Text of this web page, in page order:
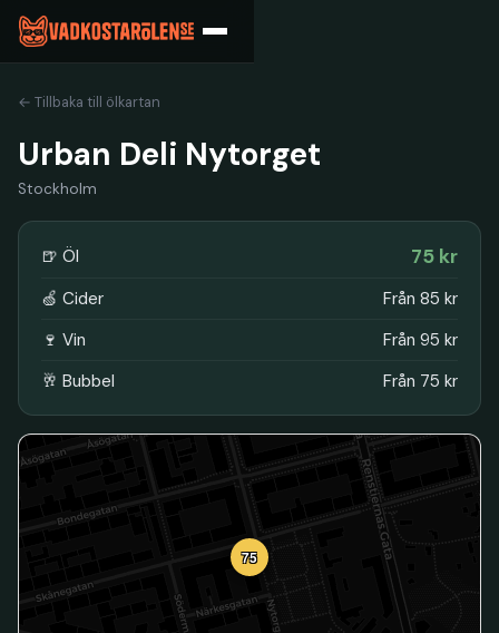
← Tillbaka till ölkartan
Urban Deli Nytorget
Stockholm
🍺 Öl 75 kr
🍏 Cider
Från 85 kr
🍷 Vin
Från 95 kr
🥂 Bubbel
Från 75 kr
75